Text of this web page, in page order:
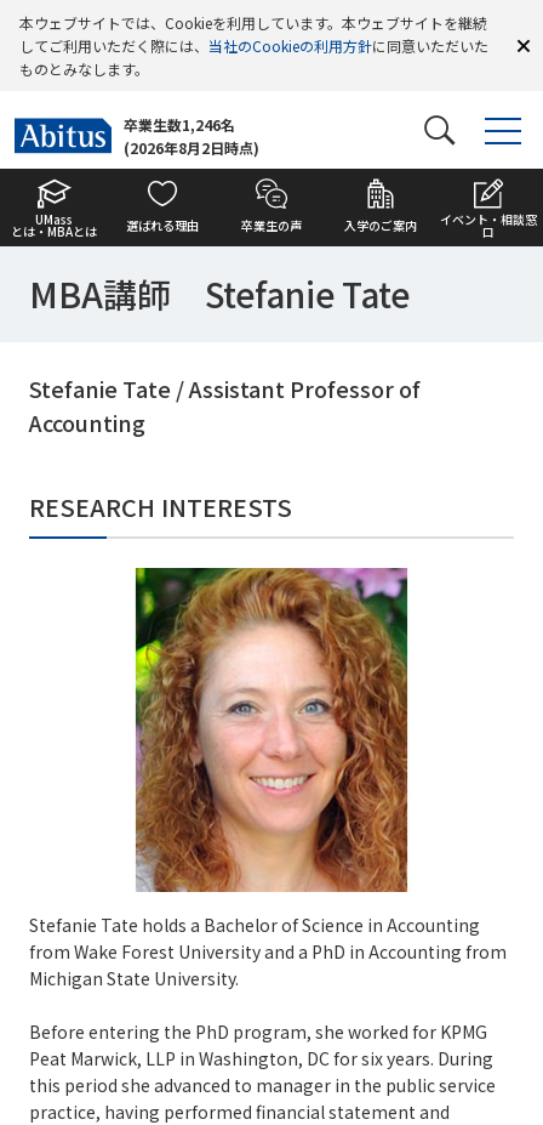
本ウェブサイトでは、Cookieを利用しています。本ウェブサイトを継続
してご利用いただく際には、 当社のCookieの利用方針に同意いただいた
ものとみなします。
卒業生数1,246名
(2026年8月2日時点)
UMass
とは・MBAとは 選ばれる理由 卒業生の声 入学のご案内 イベント・相談窓
口
MBA講師 Stefanie Tate
Stefanie Tate / Assistant Professor of
Accounting
RESEARCH INTERESTS
Stefanie Tate holds a Bachelor of Science in Accounting
from Wake Forest University and a PhD in Accounting from
Michigan State University.
Before entering the PhD program, she worked for KPMG
Peat Marwick, LLP in Washington, DC for six years. During
this period she advanced to manager in the public service
practice, having performed financial statement and